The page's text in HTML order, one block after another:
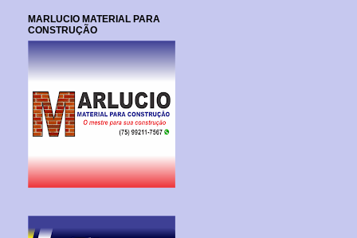
MARLUCIO MATERIAL PARA
CONSTRUÇÃO